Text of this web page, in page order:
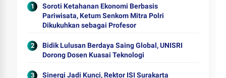
Soroti Ketahanan Ekonomi Berbasis
Pariwisata, Ketum Senkom Mitra Polri
Dikukuhkan sebagai Profesor
Bidik Lulusan Berdaya Saing Global, UNISRI
Dorong Dosen Kuasai Teknologi
Sinergi Jadi Kunci, Rektor ISI Surakarta